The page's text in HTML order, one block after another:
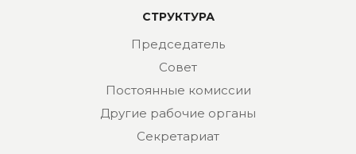
СТРУКТУРА
Председатель
Совет
Постоянные комиссии
Другие рабочие органы
Секретариат